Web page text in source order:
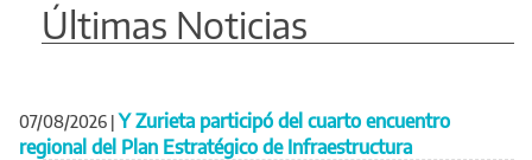
Últimas Noticias
07/08/2026 | Y Zurieta participó del cuarto encuentro
regional del Plan Estratégico de Infraestructura